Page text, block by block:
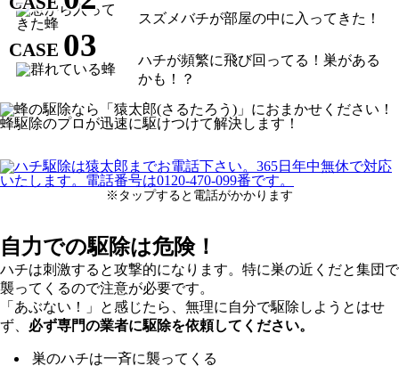
スズメバチが部屋の中に入ってきた！
CASE 03
ハチが頻繁に飛び回ってる！巣がある
かも！？
※タップすると電話がかかります
自力での駆除は危険！
ハチは刺激すると攻撃的になります。特に巣の近くだと集団で
襲ってくるので注意が必要です。
「あぶない！」と感じたら、無理に自分で駆除しようとはせ
ず、 必ず専門の業者に駆除を依頼してください。
巣のハチは一斉に襲ってくる